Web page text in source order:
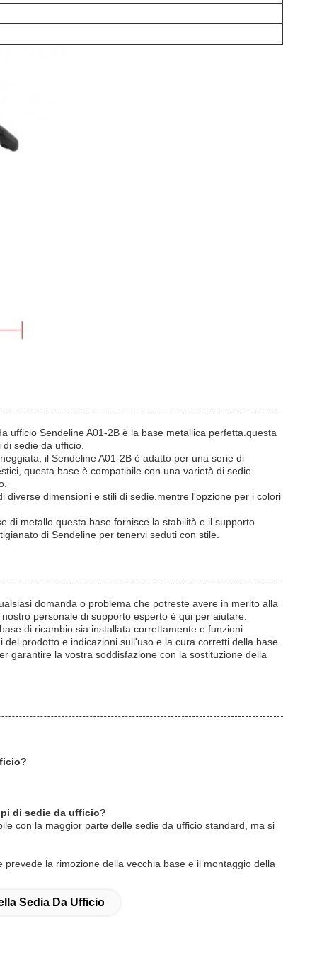
ufficio Sendeline A01-2B è la base metallica perfetta.questa
sedie da ufficio.
il Sendeline A01-2B è adatto per una serie di
questa base è compatibile con una varietà di sedie
dimensioni e stili di sedie.mentre l'opzione per i colori
di metallo.questa base fornisce la stabilità e il supporto
di Sendeline per tenervi seduti con stile.
domanda o problema che potreste avere in merito alla
personale di supporto esperto è qui per aiutare.
di ricambio sia installata correttamente e funzioni
prodotto e indicazioni sull'uso e la cura corretti della base.
garantire la vostra soddisfazione con la sostituzione della
di sedie da ufficio?
con la maggior parte delle sedie da ufficio standard, ma si
la rimozione della vecchia base e il montaggio della
Sedia Da Ufficio